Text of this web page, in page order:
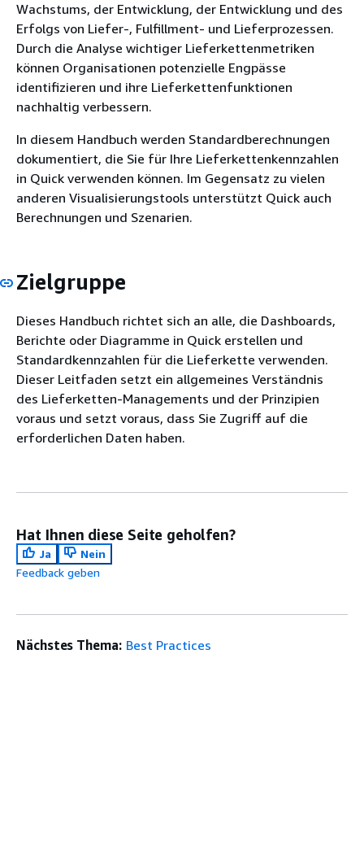
Wachstums, der Entwicklung, der Entwicklung und des
Erfolgs von Liefer-, Fulfillment- und Lieferprozessen.
Durch die Analyse wichtiger Lieferkettenmetriken
können Organisationen potenzielle Engpässe
identifizieren und ihre Lieferkettenfunktionen
nachhaltig verbessern.
In diesem Handbuch werden Standardberechnungen
dokumentiert, die Sie für Ihre Lieferkettenkennzahlen
in Quick verwenden können. Im Gegensatz zu vielen
anderen Visualisierungstools unterstützt Quick auch
Berechnungen und Szenarien.
Zielgruppe
Dieses Handbuch richtet sich an alle, die Dashboards,
Berichte oder Diagramme in Quick erstellen und
Standardkennzahlen für die Lieferkette verwenden.
Dieser Leitfaden setzt ein allgemeines Verständnis
des Lieferketten-Managements und der Prinzipien
voraus und setzt voraus, dass Sie Zugriff auf die
erforderlichen Daten haben.
Hat Ihnen diese Seite geholfen?
Ja
Nein
Feedback geben
Nächstes Thema: Best Practices